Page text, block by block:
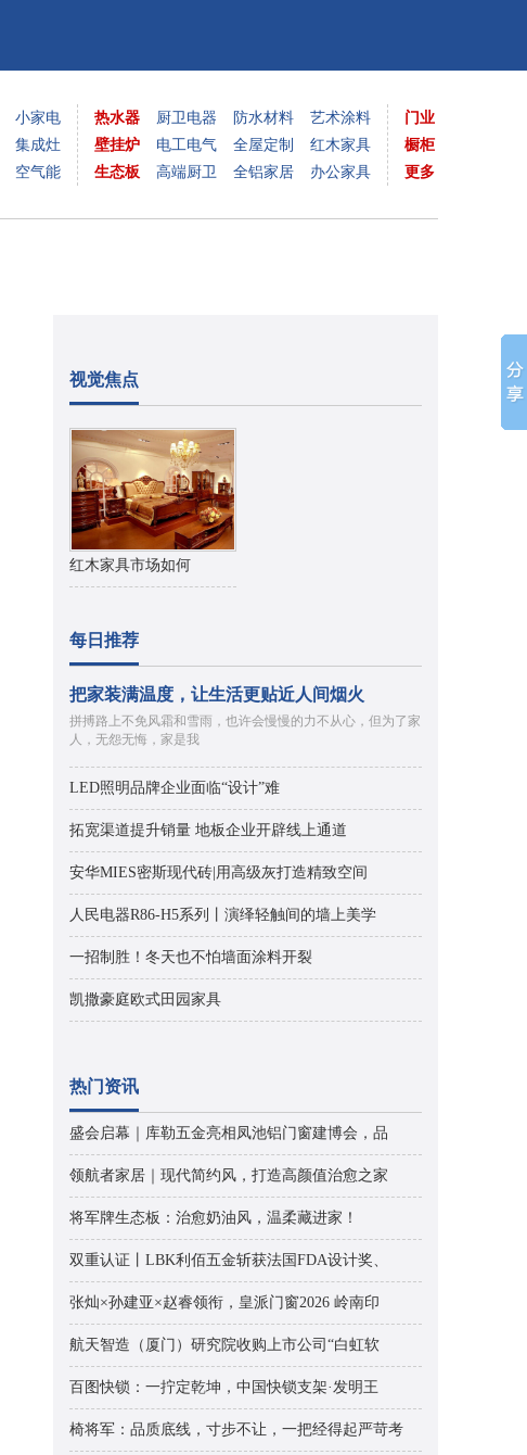
小家电
集成灶
空气能
热水器
壁挂炉
生态板
厨卫电器
电工电气
高端厨卫
防水材料
全屋定制
全铝家居
艺术涂料
红木家具
办公家具
门业
橱柜
更多
视觉焦点
红木家具市场如何
每日推荐
把家装满温度，让生活更贴近人间烟火
拼搏路上不免风霜和雪雨，也许会慢慢的力不从心，但为了家
人，无怨无悔，家是我
LED照明品牌企业面临“设计”难
拓宽渠道提升销量 地板企业开辟线上通道
安华MIES密斯现代砖|用高级灰打造精致空间
人民电器R86-H5系列丨演绎轻触间的墙上美学
一招制胜！冬天也不怕墙面涂料开裂
凯撒豪庭欧式田园家具
热门资讯
盛会启幕｜库勒五金亮相凤池铝门窗建博会，品
领航者家居｜现代简约风，打造高颜值治愈之家
将军牌生态板：治愈奶油风，温柔藏进家！
双重认证丨LBK利佰五金斩获法国FDA设计奖、
张灿×孙建亚×赵睿领衔，皇派门窗2026 岭南印
航天智造（厦门）研究院收购上市公司“白虹软
百图快锁：一拧定乾坤，中国快锁支架·发明王
椅将军：品质底线，寸步不让，一把经得起严苛考